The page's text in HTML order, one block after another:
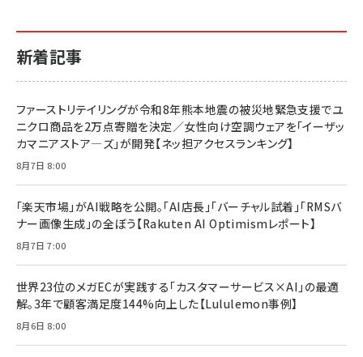
新着記事
ファーストリテイリングが令和8年熊本地震の被災地緊急支援でユ
ニクロ商品を2万点寄贈を決定／女性向け空調ウェアを「イーザッ
カマニアストア―ズ」が開発【ネッ担アクセスランキング】
8月7日 8:00
「楽天市場」がAI戦略を公開。「AI店長」「バーチャル試着」「RMSバ
ナー画像生成」の全ぼう【Rakuten AI Optimismレポート】
8月7日 7:00
世界23位のメガECが実践する「カスタマーサービス×AI」の最適
解。3年で顧客満足度144%向上した【Lululemon事例】
8月6日 8:00